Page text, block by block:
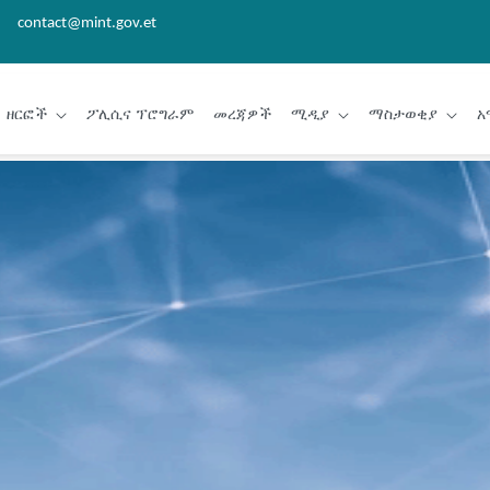
contact@mint.gov.et
ዘርፎች ፖሊሲና ፕሮግራም መረጃዎች ሚዲያ ማስታወቂያ